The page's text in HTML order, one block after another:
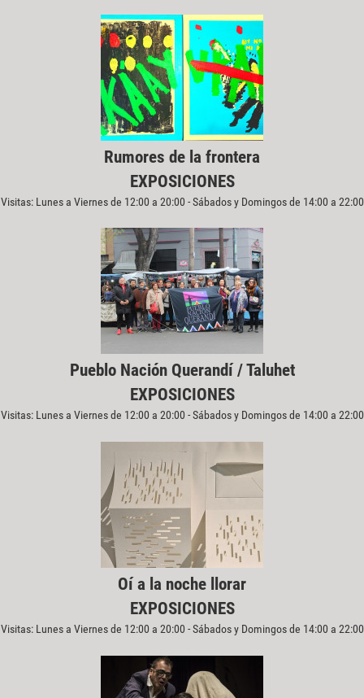
Rumores de la frontera
EXPOSICIONES
Visitas: Lunes a Viernes de 12:00 a 20:00 - Sábados y Domingos de 14:00 a 22:00
Pueblo Nación Querandí / Taluhet
EXPOSICIONES
Visitas: Lunes a Viernes de 12:00 a 20:00 - Sábados y Domingos de 14:00 a 22:00
Oí a la noche llorar
EXPOSICIONES
Visitas: Lunes a Viernes de 12:00 a 20:00 - Sábados y Domingos de 14:00 a 22:00